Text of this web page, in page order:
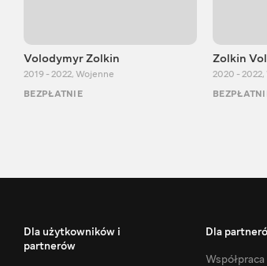
Volodymyr Zolkin
2019 - 2022, Wojenne
BEZPŁATNIE
Zolkin
2020 - 2022,
Dla użytkowników i
partnerów
Dla
Współpraca